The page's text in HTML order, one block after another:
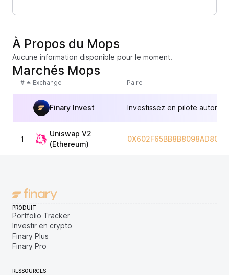
À Propos du Mops
Aucune information disponible pour le moment.
Marchés Mops
# Exchange Paire
Finary Invest Investissez en pilote
1
Uniswap V2
(Ethereum)
PRODUIT
Portfolio Tracker
Investir en crypto
Finary Plus
Finary Pro
RESSOURCES